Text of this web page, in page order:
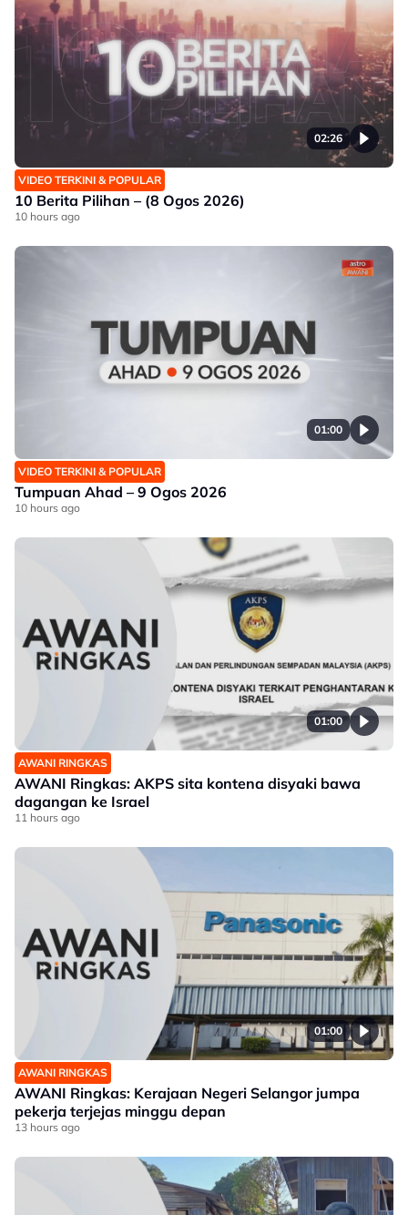
02:26
VIDEO TERKINI & POPULAR
10 Berita Pilihan – (8 Ogos 2026)
10 hours ago
01:00
VIDEO TERKINI & POPULAR
Tumpuan Ahad – 9 Ogos 2026
10 hours ago
01:00
AWANI RINGKAS
AWANI Ringkas: AKPS sita kontena disyaki bawa
dagangan ke Israel
11 hours ago
01:00
AWANI RINGKAS
AWANI Ringkas: Kerajaan Negeri Selangor jumpa
pekerja terjejas minggu depan
13 hours ago